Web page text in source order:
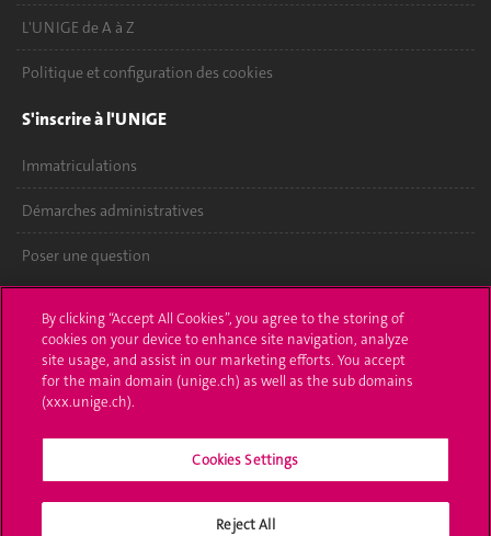
L'UNIGE de A à Z
Politique et configuration des cookies
S'inscrire à l'UNIGE
Immatriculations
Démarches administratives
Poser une question
UNIGE Mobile
Médias
Offres d'emploi
Bibliothèque
By clicking “Accept All Cookies”, you agree to the storing of
cookies on your device to enhance site navigation, analyze
site usage, and assist in our marketing efforts. You accept
for the main domain (unige.ch) as well as the sub domains
(xxx.unige.ch).
Cookies Settings
Reject All